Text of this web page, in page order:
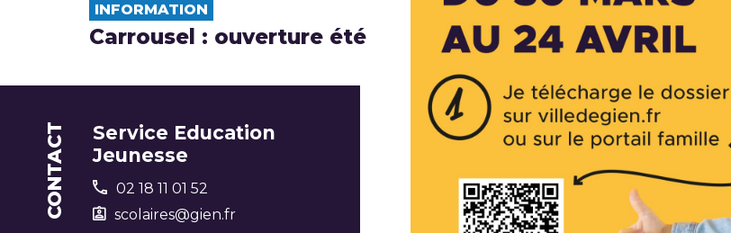
INFORMATION
Carrousel : ouverture été
CONTACT
Service Education
Jeunesse
02 18 11 01 52
scolaires@gien.fr